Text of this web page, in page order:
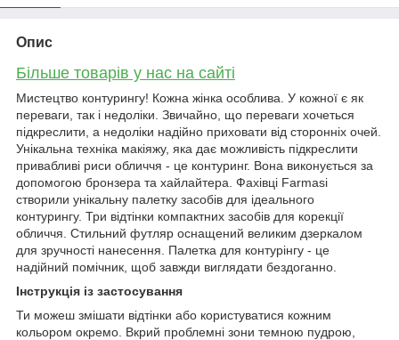
Опис
Більше товарів у нас на сайті
Мистецтво контурингу! Кожна жінка особлива. У кожної є як
переваги, так і недоліки. Звичайно, що переваги хочеться
підкреслити, а недоліки надійно приховати від сторонніх очей.
Унікальна техніка макіяжу, яка дає можливість підкреслити
привабливі риси обличчя - це контуринг. Вона виконується за
допомогою бронзера та хайлайтера. Фахівці Farmasi
створили унікальну палетку засобів для ідеального
контурингу. Три відтінки компактних засобів для корекції
обличчя. Стильний футляр оснащений великим дзеркалом
для зручності нанесення. Палетка для контурінгу - це
надійний помічник, щоб завжди виглядати бездоганно.
Інструкція із застосування
Ти можеш змішати відтінки або користуватися кожним
кольором окремо. Вкрий проблемні зони темною пудрою,